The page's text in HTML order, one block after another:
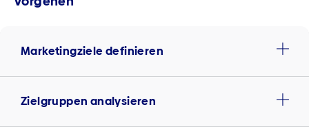
Marketingziele definieren
Zielgruppen analysieren